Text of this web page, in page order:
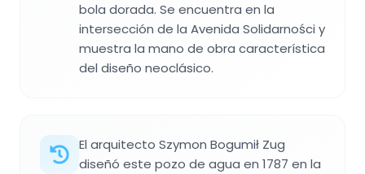
bola dorada. Se encuentra en la
intersección de la Avenida Solidarności y
muestra la mano de obra característica
del diseño neoclásico.
El arquitecto Szymon Bogumił Zug
diseñó este pozo de agua en 1787 en la